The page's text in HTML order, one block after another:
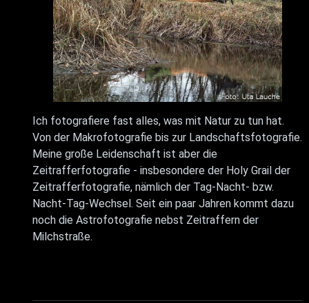
Ich fotografiere fast alles, was mit Natur zu tun hat.
Von der Makrofotografie bis zur Landschaftsfotografie.
Meine große Leidenschaft ist aber die
Zeitrafferfotografie - insbesondere der Holy Grail der
Zeitrafferfotografie, nämlich der Tag-Nacht- bzw.
Nacht-Tag-Wechsel. Seit ein paar Jahren kommt dazu
noch die Astrofotografie nebst Zeitraffern der
Milchstraße.